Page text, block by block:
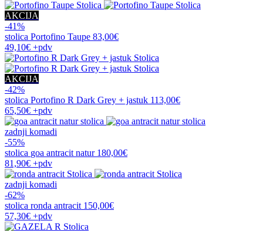
AKCIJA
-41%
stolica Portofino Taupe 83,00€
49,10€ +pdv
AKCIJA
-42%
stolica Portofino R Dark Grey + jastuk 113,00€
65,50€ +pdv
zadnji komadi
-55%
stolica goa antracit natur 180,00€
81,90€ +pdv
zadnji komadi
-62%
stolica ronda antracit 150,00€
57,30€ +pdv